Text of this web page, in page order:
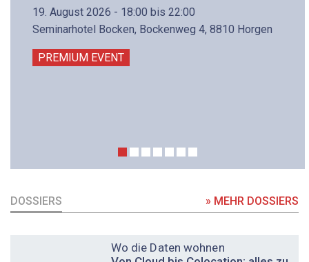
19. August 2026 - 18:00 bis 22:00
Seminarhotel Bocken, Bockenweg 4, 8810 Horgen
PREMIUM EVENT
DOSSIERS » MEHR DOSSIERS
Wo die Daten wohnen